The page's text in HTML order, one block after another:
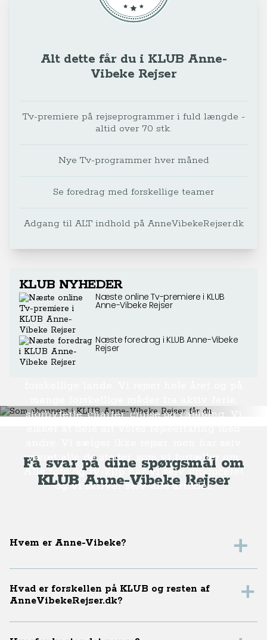
Alt dette får du i KLUB Anne-
Vibeke Rejser
Tv-premiere på rejseprogrammer i fuld længde -
altid over 70 stk.
Nye Tv-programmer hver måned
Se foredrag med forskellige teamer
Adgang til ALT indhold på AnneVibekeRejser.dk
KLUB NYHEDER
Næste online Tv-premiere i KLUB
Anne-Vibeke Rejser
Næste foredrag i KLUB Anne-Vibeke
Rejser
Som abonnent i KLUB Anne-
Vibeke Rejser får du
storbyferie, charter, cruise og camping. Vi
været alle de steder, som vi fortæller om.
Alle foto og tv-klip har vi selv produceret
og vi skriver selv alle artikler.
Få svar på dine spørgsmål om
KLUB Anne-Vibeke Rejser
Hvem er Anne-Vibeke?
Hvad er forskellen på KLUB og resten af
AnneVibekeRejser.dk?